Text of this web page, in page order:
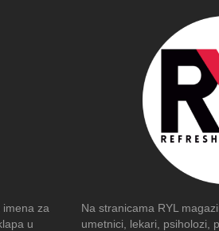
imena za
u
Na stranicama RYL
umetnici, lekari, psiholozi,